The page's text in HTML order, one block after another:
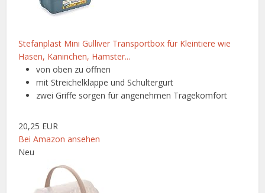
Stefanplast Mini Gulliver Transportbox für Kleintiere wie
Hasen, Kaninchen, Hamster...
von oben zu öffnen
mit Streichelklappe und Schultergurt
zwei Griffe sorgen für angenehmen Tragekomfort
20,25 EUR
Bei Amazon ansehen
Neu